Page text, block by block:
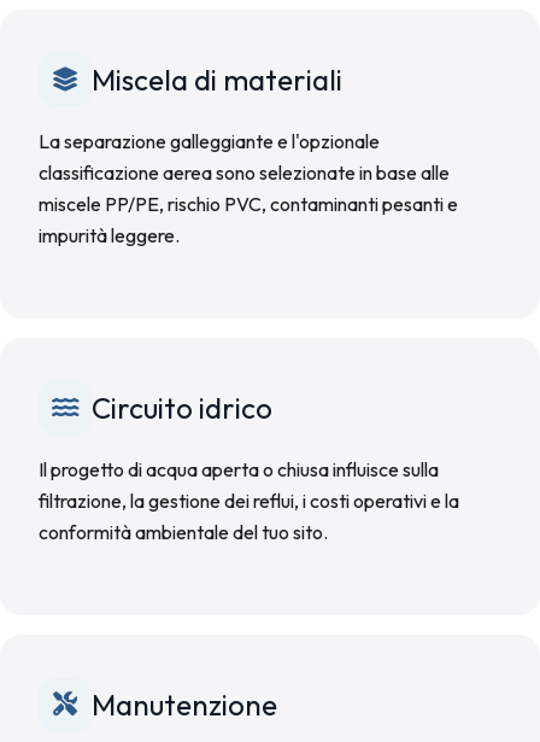
Miscela di materiali
La separazione galleggiante e l'opzionale
classificazione aerea sono selezionate in base alle
miscele PP/PE, rischio PVC, contaminanti pesanti e
impurità leggere.
Circuito idrico
Il progetto di acqua aperta o chiusa influisce sulla
filtrazione, la gestione dei reflui, i costi operativi e la
conformità ambientale del tuo sito.
Manutenzione